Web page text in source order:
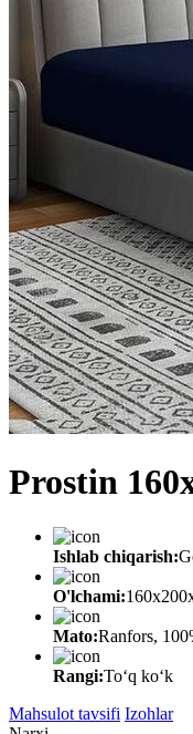
Prostin
Ishlab chiqarish:
O'lchami:
Mato:Ranfors,
Rangi:Toʻq koʻk
Mahsulot tavsifi Izohlar